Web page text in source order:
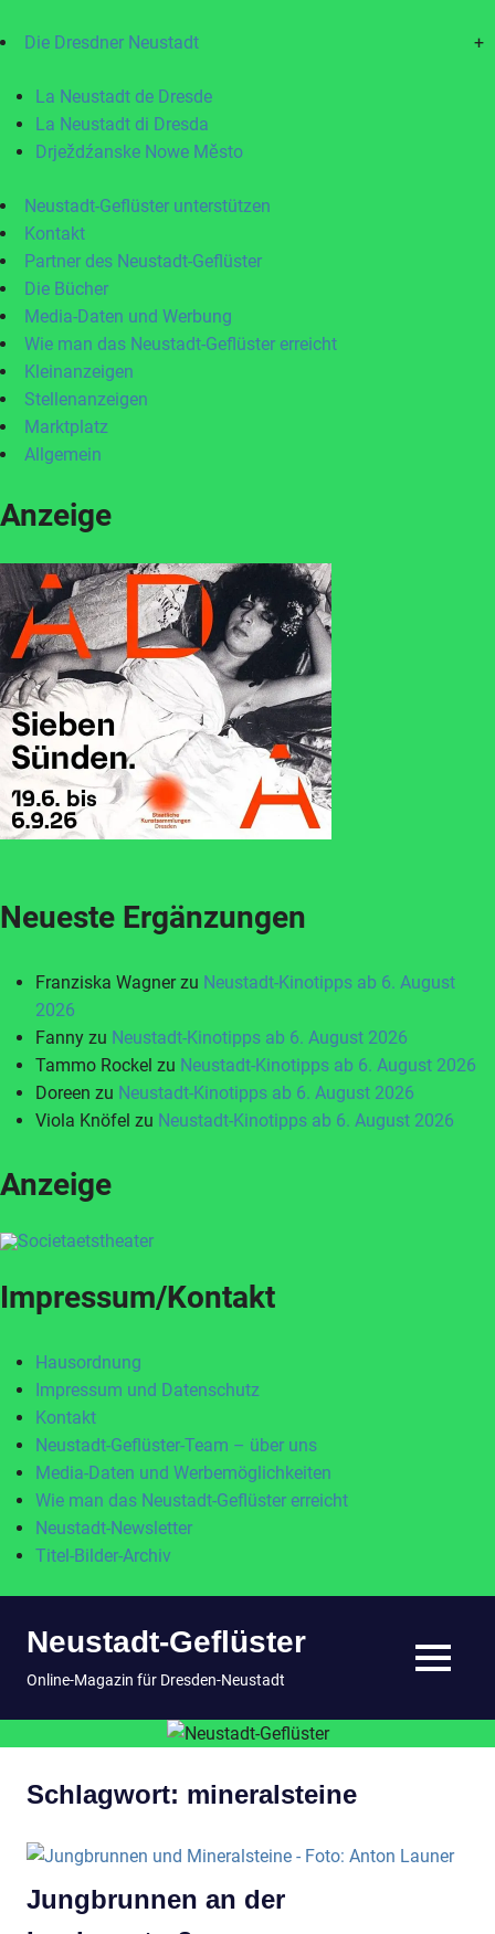
Die Dresdner Neustadt +
La Neustadt de Dresde
La Neustadt di Dresda
Drježdźanske Nowe Město
Neustadt-Geflüster unterstützen
Kontakt
Partner des Neustadt-Geflüster
Die Bücher
Media-Daten und Werbung
Wie man das Neustadt-Geflüster erreicht
Kleinanzeigen
Stellenanzeigen
Marktplatz
Allgemein
Anzeige
Neueste Ergänzungen
Franziska Wagnerzu Neustadt-Kinotipps ab 6. August
2026
Fanny zu Neustadt-Kinotipps ab 6. August 2026
Tammo Rockel zu Neustadt-Kinotipps ab 6. August 2026
Doreen zu Neustadt-Kinotipps ab 6. August 2026
Viola Knöfel zu Neustadt-Kinotipps ab 6. August 2026
Anzeige
Impressum/Kontakt
Hausordnung
Impressum und Datenschutz
Kontakt
Neustadt-Geflüster-Team – über uns
Media-Daten und Werbemöglichkeiten
Wie man das Neustadt-Geflüster erreicht
Neustadt-Newsletter
Titel-Bilder-Archiv
InhaltNeustadt-Geflüster
Online-Magazin für Dresden-Neustadt MENÜ
Schlagwort: mineralsteine
Jungbrunnen an der